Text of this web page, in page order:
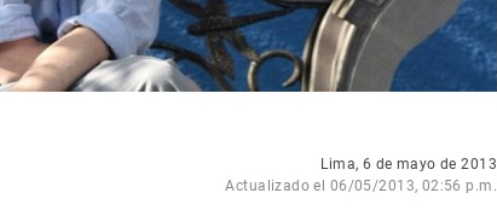
Lima, 6 de mayo de 2013
Actualizado el 06/05/2013, 02:56 p.m.